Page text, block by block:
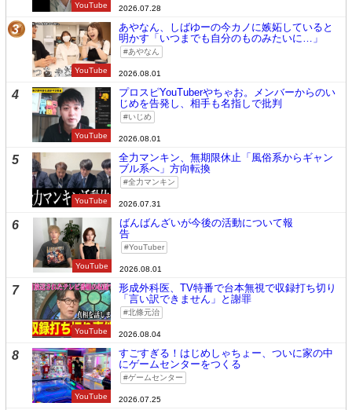
YouTube 2026.07.28
3
YouTube
あやなん、しばゆーの今カノに嫉妬していると
明かす「いつまでも自分のものみたいに…」
あやなん
2026.08.01
4
YouTube
プロスピYouTuberやちゃお。メンバーからのい
じめを告発し、相手も名指しで批判
いじめ
2026.08.01
5
YouTube
全力マンキン、無期限休止「風俗系からギャン
ブル系へ」方向転換
全力マンキン
2026.07.31
6
YouTube
ばんばんざいが今後の活動について報
告
YouTuber
2026.08.01
7
YouTube
形成外科医、TV特番で台本無視で収録打ち切り
「言い訳できません」と謝罪
北條元治
2026.08.04
8
YouTube
すごすぎる！はじめしゃちょー、ついに家の中
にゲームセンターをつくる
ゲームセンター
2026.07.25